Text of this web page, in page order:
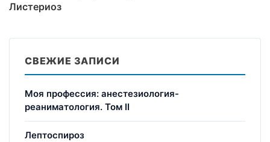
Листериоз
СВЕЖИЕ ЗАПИСИ
Моя профессия: анестезиология-
реаниматология. Том II
Лептоспироз